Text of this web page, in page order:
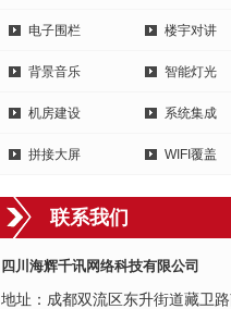
电子围栏 楼宇对讲
背景音乐 智能灯光
机房建设 系统集成
拼接大屏 WIFI覆盖
联系我们
四川海辉千讯网络科技有限公司
地址：成都双流区东升街道藏卫